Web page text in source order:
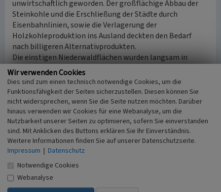
unwirtschaftlich geworden. Der großflächige Abbau der
Steinkohle und die Erschließung der Städte durch
Eisenbahnlinien, sowie die Verlagerung der
Holzkohleproduktion ins Ausland deckten den Bedarf
nach billigeren Alternativprodukten.
Die einstigen Niederwaldflächen wurden langsam in
Acker- und Grünland, aber vor allem in Hochwälder
umgewandelt, um sie den Bedürfnissen der Zeit
anzupassen.
Naturschutzfachlich weisen Niederwälder eine sehr hohe
Artenvielfalt auf und bilden ein abwechslungsreiches
Lebensraummosaik auf vergleichsweise kleiner Fläche. Die
ökologisch und kulturhistorisch wertvollen Niederwälder
sind unbedingt erhaltenswert; daher ist es erfreulich,
wenn sie durch angepasste Nutzungen gepflegt und
damit erhalten werden.
Wir verwenden Cookies
Dies sind zum einen technisch notwendige Cookies, um die
Funktionsfähigkeit der Seiten sicherzustellen. Diesen können Sie
nicht widersprechen, wenn Sie die Seite nutzen möchten. Darüber
hinaus verwenden wir Cookies für eine Webanalyse, um die
Nutzbarkeit unserer Seiten zu optimieren, sofern Sie einverstanden
sind. Mit Anklicken des Buttons erklären Sie Ihr Einverständnis.
Weitere Informationen finden Sie auf unserer Datenschutzseite.
Impressum | Datenschutz
Notwendige Cookies
Webanalyse